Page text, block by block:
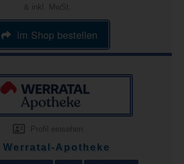
& inkl. MwSt.
im Shop bestellen
Profil einsehen
Werratal-Apotheke